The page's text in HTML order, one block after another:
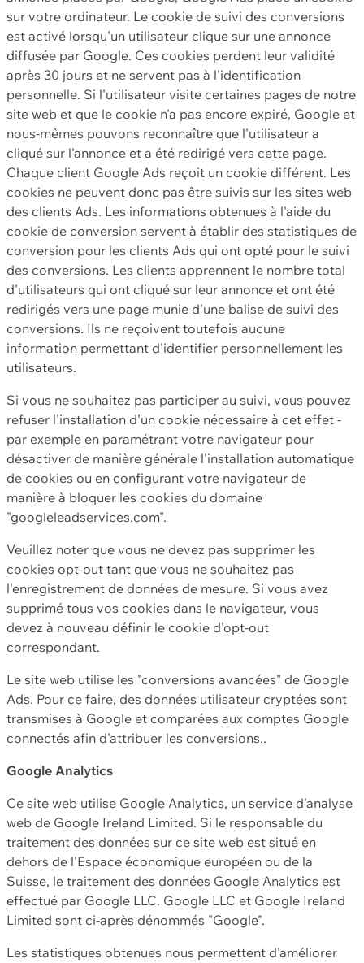
sur votre ordinateur. Le cookie de suivi des conversions
est activé lorsqu'un utilisateur clique sur une annonce
diffusée par Google. Ces cookies perdent leur validité
après 30 jours et ne servent pas à l'identification
personnelle. Si l'utilisateur visite certaines pages de notre
site web et que le cookie n'a pas encore expiré, Google et
nous-mêmes pouvons reconnaître que l'utilisateur a
cliqué sur l'annonce et a été redirigé vers cette page.
Chaque client Google Ads reçoit un cookie différent. Les
cookies ne peuvent donc pas être suivis sur les sites web
des clients Ads. Les informations obtenues à l'aide du
cookie de conversion servent à établir des statistiques de
conversion pour les clients Ads qui ont opté pour le suivi
des conversions. Les clients apprennent le nombre total
d'utilisateurs qui ont cliqué sur leur annonce et ont été
redirigés vers une page munie d'une balise de suivi des
conversions. Ils ne reçoivent toutefois aucune
information permettant d'identifier personnellement les
utilisateurs.
Si vous ne souhaitez pas participer au suivi, vous pouvez
refuser l'installation d'un cookie nécessaire à cet effet -
par exemple en paramétrant votre navigateur pour
désactiver de manière générale l'installation automatique
de cookies ou en configurant votre navigateur de
manière à bloquer les cookies du domaine
"googleleadservices.com".
Veuillez noter que vous ne devez pas supprimer les
cookies opt-out tant que vous ne souhaitez pas
l'enregistrement de données de mesure. Si vous avez
supprimé tous vos cookies dans le navigateur, vous
devez à nouveau définir le cookie d'opt-out
correspondant.
Le site web utilise les "conversions avancées" de Google
Ads. Pour ce faire, des données utilisateur cryptées sont
transmises à Google et comparées aux comptes Google
connectés afin d'attribuer les conversions..
Google Analytics
Ce site web utilise Google Analytics, un service d'analyse
web de Google Ireland Limited. Si le responsable du
traitement des données sur ce site web est situé en
dehors de l'Espace économique européen ou de la
Suisse, le traitement des données Google Analytics est
effectué par Google LLC. Google LLC et Google Ireland
Limited sont ci-après dénommés "Google".
Les statistiques obtenues nous permettent d'améliorer